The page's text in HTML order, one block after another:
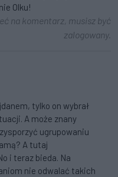
Olku!
na komentarz, musisz być
zalogowany.
tylko on wybrał
A może znany
ugrupowaniu
A tutaj
i teraz bieda. Na
nie odwalać takich